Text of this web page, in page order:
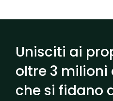
Unisciti ai
oltre 3
che si fidano